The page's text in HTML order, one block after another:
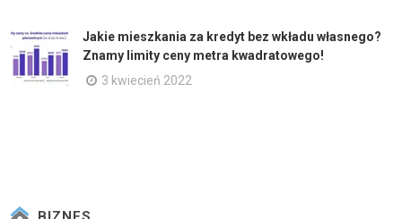
Jakie mieszkania za kredyt bez wkładu własnego?
Znamy limity ceny metra kwadratowego!
3 kwiecień 2022